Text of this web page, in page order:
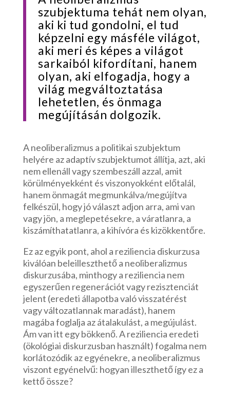
szubjektuma tehát nem olyan,
aki ki tud gondolni, el tud
képzelni egy másféle világot,
aki meri és képes a világot
sarkaiból kifordítani, hanem
olyan, aki elfogadja, hogy a
világ megváltoztatása
lehetetlen, és önmaga
megújításán dolgozik.
A neoliberalizmus a politikai szubjektum
helyére az adaptív szubjektumot állítja, azt, aki
nem ellenáll vagy szembeszáll azzal, amit
körülményekként és viszonyokként előtalál,
hanem önmagát megmunkálva/megújítva
felkészül, hogy jó választ adjon arra, ami van
vagy jön, a meglepetésekre, a váratlanra, a
kiszámíthatatlanra, a kihívóra és kizökkentőre.
Ez az egyik pont, ahol a reziliencia diskurzusa
kiválóan beleilleszthető a neoliberalizmus
diskurzusába, minthogy a reziliencia nem
egyszerűen regenerációt vagy rezisztenciát
jelent (eredeti állapotba való visszatérést
vagy változatlannak maradást), hanem
magába foglalja az átalakulást, a megújulást.
Ám van itt egy bökkenő. A reziliencia eredeti
(ökológiai diskurzusban használt) fogalma nem
korlátozódik az egyénekre, a neoliberalizmus
viszont egyénelvű: hogyan illeszthető így ez a
kettő össze?